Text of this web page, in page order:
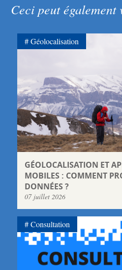
Ceci peut également
GÉOLOCALISATION ET
MOBILES : COMMENT
DONNÉES ?
07 juillet 2026
Géolocalisation
Consultation